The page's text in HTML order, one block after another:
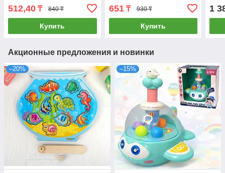
512,40 ₸ 840 ₸
Купить
651₸ 930 ₸
Купить
1
Акционные предложения и новинки
–20% –15%